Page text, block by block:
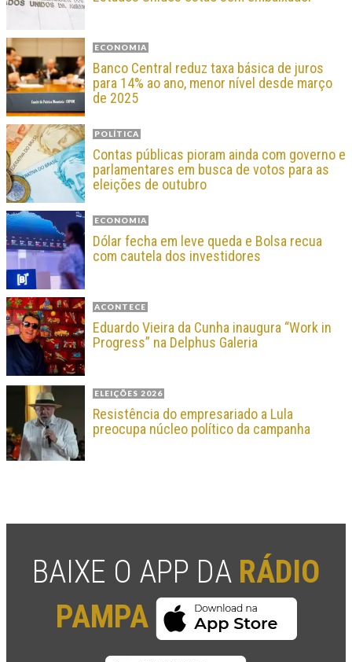
ECONOMIA
Banco Central reduz taxa básica de juros
para 14% ao ano, menor nível desde março
de 2025
POLÍTICA
Contas públicas pioram ainda com governo e
parlamentares em busca de votos para as
eleições de outubro
ECONOMIA
Dólar fecha em leve queda e Bolsa recua
com cautela dos investidores
ACONTECE
Eduardo Vieira da Cunha inaugura “Work in
Progress” na Delphus Galeria
ELEIÇÕES 2026
Resistência do empresariado a Lula
preocupa núcleo político da campanha
BAIXE O APP DA RÁDIO
PAMPA